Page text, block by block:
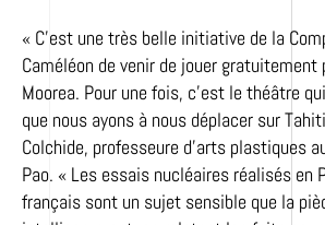
« C’est une très belle initiative de la
Caméléon de venir de jouer gratuitement
Moorea. Pour une fois, c’est le théâtre
que nous ayons à nous déplacer sur
Colchide, professeure d’arts plastiques
Pao. « Les essais nucléaires réalisés en
français sont un sujet sensible que la